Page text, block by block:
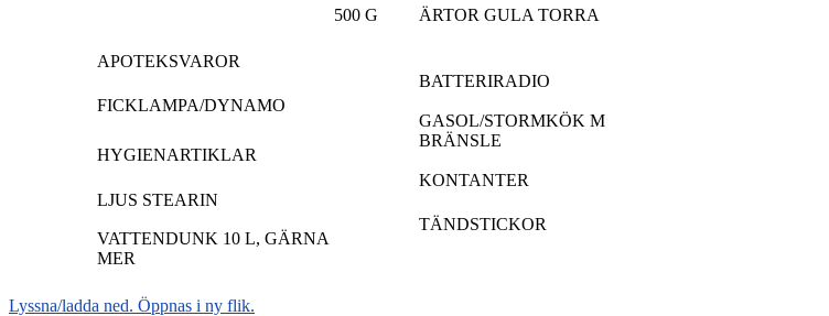
500 G
ÄRTOR GULA TORRA
APOTEKSVAROR
BATTERIRADIO
FICKLAMPA/DYNAMO
GASOL/STORMKÖK M
BRÄNSLE
HYGIENARTIKLAR
KONTANTER
LJUS STEARIN
TÄNDSTICKOR
VATTENDUNK 10 L, GÄRNA
MER
Lyssna/ladda ned. Öppnas i ny flik.